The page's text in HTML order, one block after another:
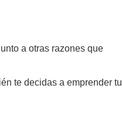
a otras razones que
te decidas a emprender tu